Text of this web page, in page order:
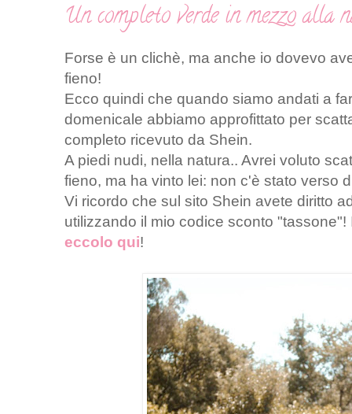
Un completo verde in mezzo alla
Forse è un clichè, ma anche io dovevo
fieno!
Ecco quindi che quando siamo andati a
domenicale abbiamo approfittato per
completo ricevuto da Shein.
A piedi nudi, nella natura.. Avrei voluto
fieno, ma ha vinto lei: non c'è stato verso
Vi ricordo che sul sito Shein avete diritto
utilizzando il mio codice sconto
eccolo qui!